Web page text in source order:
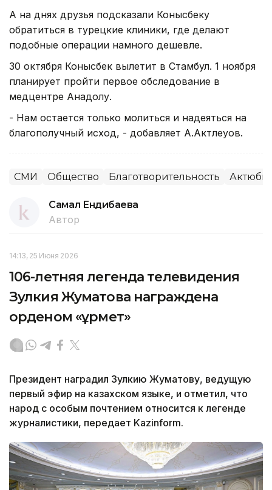
А на днях друзья подсказали Конысбеку
обратиться в турецкие клиники, где делают
подобные операции намного дешевле.
30 октября Конысбек вылетит в Стамбул. 1 ноября
планирует пройти первое обследование в
медцентре Анадолу.
- Нам остается только молиться и надеяться на
благополучный исход, - добавляет А.Актлеуов.
СМИ Общество Благотворительность
Самал Ендибаева
Автор
14:13, 25 Июня 2026
106-летняя легенда телевидения
Зулкия Жуматова награждена
орденом «Құрмет»
Президент наградил Зулкию Жуматову, ведущую
первый эфир на казахском языке, и отметил, что
народ с особым почтением относится к легенде
журналистики, передает Kazinform.